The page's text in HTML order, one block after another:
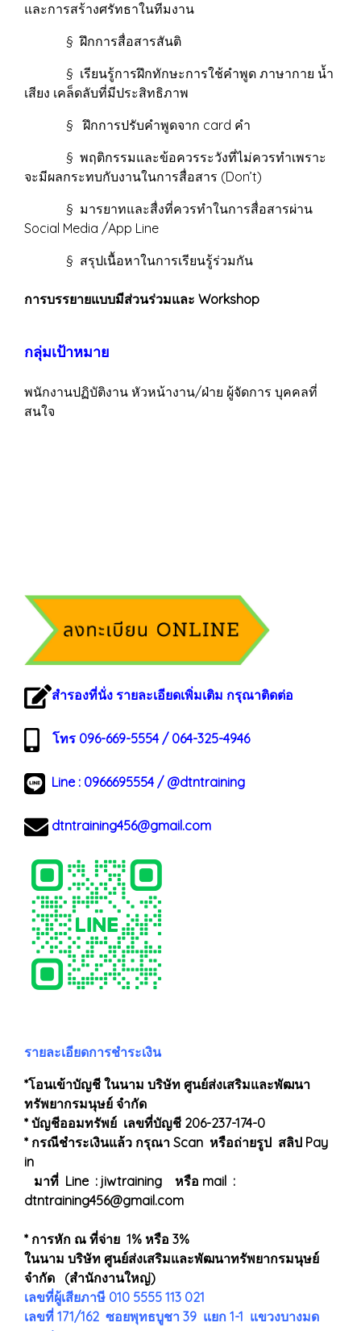
และการสร้างศรัทธาในทีมงาน
§ ฝึกการสื่อสารสันติ
§ เรียนรู้การฝึกทักษะการใช้คำพูด ภาษากาย น้ำ
เสียง เคล็ดลับที่มีประสิทธิภาพ
§ ฝึกการปรับคำพูดจาก card คำ
§ พฤติกรรมและข้อควรระวังที่ไม่ควรทำเพราะ
จะมีผลกระทบกับงานในการสื่อสาร (Don’t)
§ มารยาทและสื่งที่ควรทำในการสื่อสารผ่าน
Social Media /App Line
§ สรุปเนื้อหาในการเรียนรู้ร่วมกัน
การบรรยายแบบมีส่วนร่วมและ Workshop
กลุ่มเป้าหมาย
พนักงานปฏิบัติงาน หัวหน้างาน/ฝ่าย ผู้จัดการ บุคคลที่
สนใจ
สำรองที่นั่ง รายละเอียดเพิ่มเติม กรุณาติดต่อ
โทร 096-669-5554 / 064-325-4946
Line : 0966695554/ @dtntraining
dtntraining456@gmail.com
รายละเอียดการชำระเงิน
*โอนเข้าบัญชี ในนาม บริษัท ศูนย์ส่งเสริมและพัฒนา
ทรัพยากรมนุษย์ จำกัด
* บัญชีออมทรัพย์ เลขที่บัญชี 206-237-174-0
* กรณีชำระเงินแล้ว กรุณา Scan หรือถ่ายรูป สลิป Pay
in
มาที่ Line : jiwtraining หรือ mail :
dtntraining456@gmail.com
* การหัก ณ ที่จ่าย 1% หรือ 3%
ในนาม บริษัท ศูนย์ส่งเสริมและพัฒนาทรัพยากรมนุษย์
จำกัด (สำนักงานใหญ่)
เลขที่ผู้เสียภาษี 010 5555 113 021
เลขที่ 171/162 ซอยพุทธบูชา 39 แยก 1-1 แขวงบางมด